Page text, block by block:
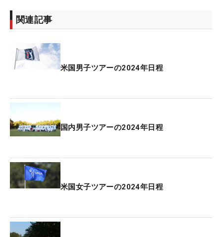
ザ・セントリーでは松山英樹が新年初戦を迎える。
10月に日本で行われた「ZOZOチャンピオンシッ
ートダッシュを決めてもらいたい。またソニーには
22年大会覇者の松山や、昨季欧州ツアー新人王で今
る。
そして今年は海外でさらに日本勢が活躍する姿が見
常をはじめ、川村昌弘や星野陸也がシード権を保
持。また2月2日に開幕するアジアンツアーも、日本
勢が活躍する舞台になりそう。さらに、こちらも2
関連記事
米国男子ツアーの2024年日程
国内男子ツアーの2024年日程
米国女子ツアーの2024年日程